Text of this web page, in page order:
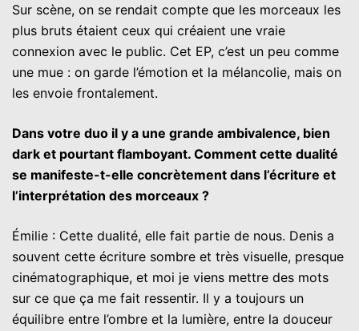
Sur scène, on se rendait compte que les morceaux les
plus bruts étaient ceux qui créaient une vraie
connexion avec le public. Cet EP, c’est un peu comme
une mue : on garde l’émotion et la mélancolie, mais on
les envoie frontalement.
Dans votre duo il y a une grande ambivalence, bien
dark et pourtant flamboyant. Comment cette dualité
se manifeste-t-elle concrètement dans l’écriture et
l’interprétation des morceaux ?
Émilie : Cette dualité, elle fait partie de nous. Denis a
souvent cette écriture sombre et très visuelle, presque
cinématographique, et moi je viens mettre des mots
sur ce que ça me fait ressentir. Il y a toujours un
équilibre entre l’ombre et la lumière, entre la douceur